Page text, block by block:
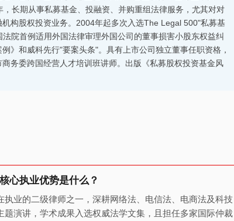
长期从事私募基金、投融资、并购重组法律服务，尤其对对
构股权投资业务。2004年起多次入选The Legal 500"私募基
院首例适用外国法律审理外国公司的董事损害小股东权益纠
》和威科先行"要案头条"。具有上市公司独立董事任职资格，
务委跨国经营人才培训班讲师。出版《私募股权投资基金风
心执业优势是什么？
业的二级律师之一，深耕网络法、电信法、电商法及科技
演讲，学术成果入选权威法学文集，且担任多家国际仲裁